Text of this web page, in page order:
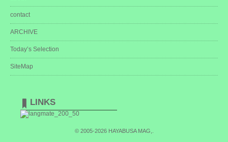
contact
ARCHIVE
Today’s Selection
SiteMap
LINKS
© 2005-2026 HAYABUSA MAG,